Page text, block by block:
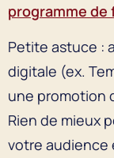
programme
Petite astuce :
digitale (ex.
une promotion
Rien de mieux
votre audience